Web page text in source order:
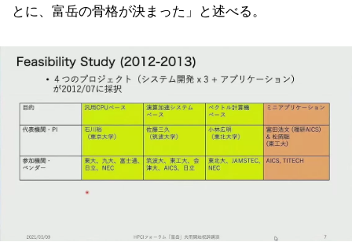
とに、富岳の骨格が決まった」と述べる。